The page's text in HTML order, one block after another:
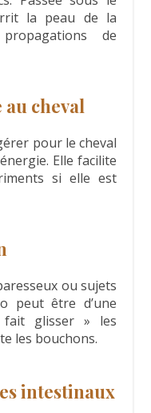
la peau de la
de
au cheval
pour le cheval
Elle facilite
si elle est
ou sujets
peut être d’une
fait glisser » les
les bouchons.
intestinaux